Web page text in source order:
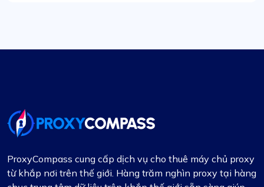
Yêu sự hỗ trợ của họ.
Đã sử dụng ProxyCompass được hơn một năm và
thời gian hoạt động của họ thật phi thường.
Nhận thấy gần đây họ đã mở rộng vị trí máy chủ,
ProxyCompass cung cấp dịch vụ cho thuê máy chủ proxy
từ khắp nơi trên thế giới. Hàng trăm nghìn proxy tại hàng